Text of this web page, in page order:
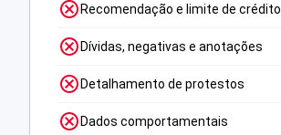
Recomendação e limite de crédito
Dívidas, negativas e anotações
Detalhamento de protestos
Dados comportamentais